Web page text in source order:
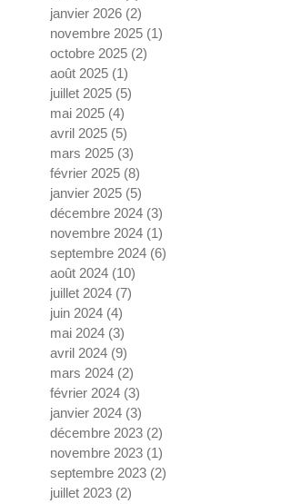
janvier 2026 (2)
novembre 2025 (1)
octobre 2025 (2)
août 2025 (1)
juillet 2025 (5)
mai 2025 (4)
avril 2025 (5)
mars 2025 (3)
février 2025 (8)
janvier 2025 (5)
décembre 2024 (3)
novembre 2024 (1)
septembre 2024 (6)
août 2024 (10)
juillet 2024 (7)
juin 2024 (4)
mai 2024 (3)
avril 2024 (9)
mars 2024 (2)
février 2024 (3)
janvier 2024 (3)
décembre 2023 (2)
novembre 2023 (1)
septembre 2023 (2)
juillet 2023 (2)